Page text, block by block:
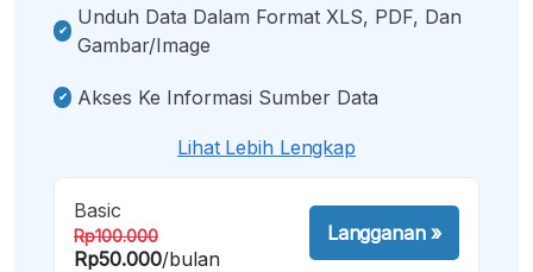
Unduh Data Dalam Format XLS, PDF, Dan
Gambar/image
Akses Ke Informasi Sumber Data
Lihat Lebih Lengkap
Basic
Rp100.000
Rp50.000/bulan
Langganan»